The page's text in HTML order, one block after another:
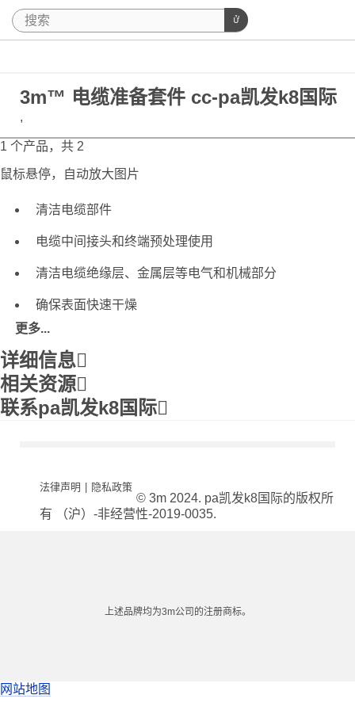
3m™ 电缆准备套件 cc-pa凯发k8国际
,
1 个产品，共 2
鼠标悬停，自动放大图片
清洁电缆部件
电缆中间接头和终端预处理使用
清洁电缆绝缘层、金属层等电气和机械部分
确保表面快速干燥
更多...
详细信息
相关资源
联系pa凯发k8国际
法律声明 | 隐私政策
© 3m 2024. pa凯发k8国际的版权所
有 （沪）-非经营性-2019-0035.
上述品牌均为3m公司的注册商标。
网站地图